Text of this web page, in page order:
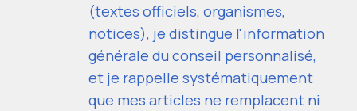
(textes officiels, organismes,
notices), je distingue l'information
générale du conseil personnalisé,
et je rappelle systématiquement
que mes articles ne remplacent ni